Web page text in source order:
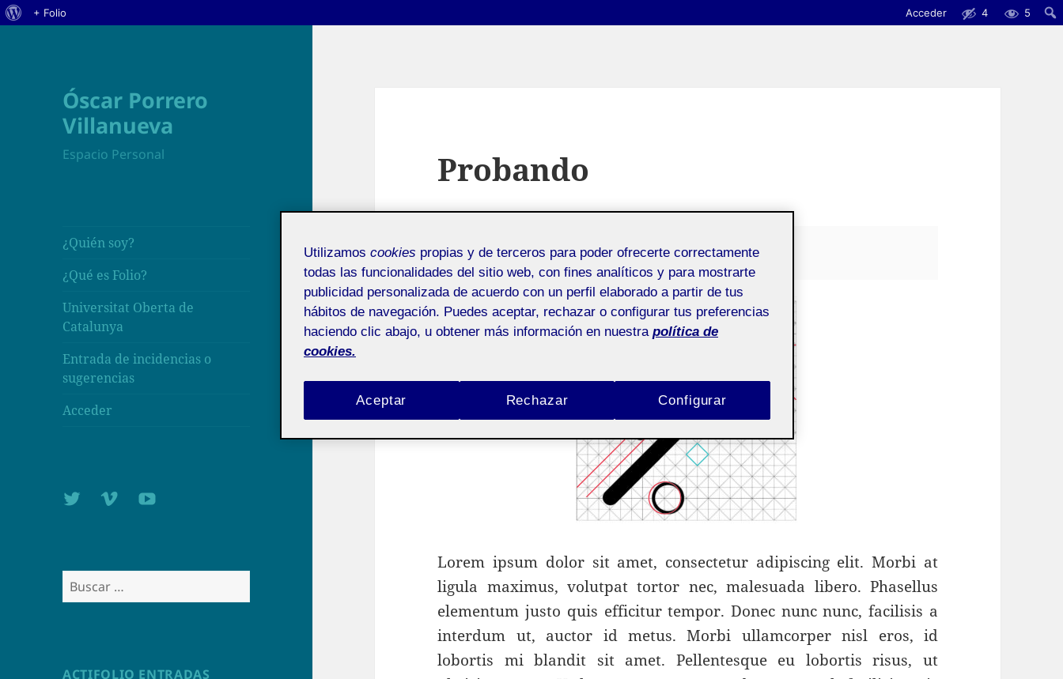
Acerca
+ Folio Acceder 4 5
Óscar Porrero
Villanueva
Espacio Personal
¿Quién soy?
¿Qué es Folio?
Universitat Oberta de
Catalunya
Entrada de incidencias o
sugerencias
Acceder
TwitterVimeoYoutube
Buscar:
ACTIFOLIO ENTRADAS
Probando
Pública
Lorem ipsum dolor sit amet, consectetur adipiscing elit. Morbi at
ligula maximus, volutpat tortor nec, malesuada libero. Phasellus
elementum justo quis efficitur tempor. Donec nunc nunc, facilisis a
interdum ut, auctor id metus. Morbi ullamcorper nisl eros, id
lobortis mi blandit sit amet. Pellentesque eu lobortis risus, ut
Utilizamos cookies propias y de terceros para poder ofrecerte correctamente
todas las funcionalidades del sitio web, con fines analíticos y para mostrarte
publicidad personalizada de acuerdo con un perfil elaborado a partir de tus
hábitos de navegación. Puedes aceptar, rechazar o configurar tus preferencias
haciendo clic abajo, u obtener más información en nuestra política de
cookies.
Rechazar
Aceptar Configurar